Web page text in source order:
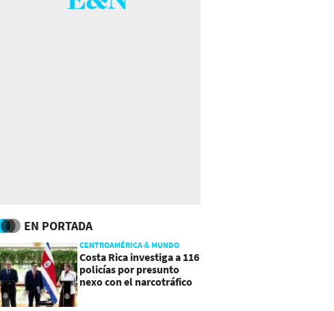
EN PORTADA
CENTROAMÉRICA & MUNDO
Costa Rica investiga a 116
policías por presunto
nexo con el narcotráfico